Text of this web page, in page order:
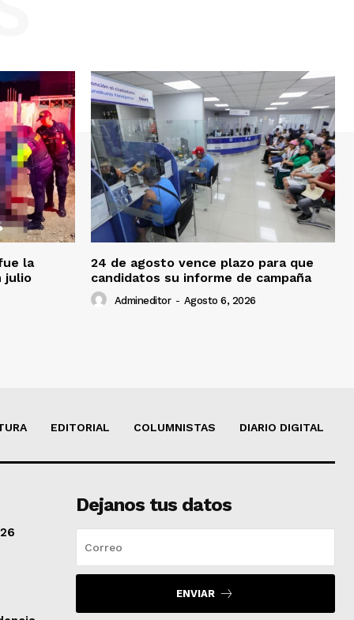
la
julio
24 de agosto vence plazo para que
candidatos su informe de campaña
Admineditor - Agosto 6, 2026
EDITORIAL COLUMNISTAS DIARIO DIGITAL
Dejanos tus datos
ENVIAR